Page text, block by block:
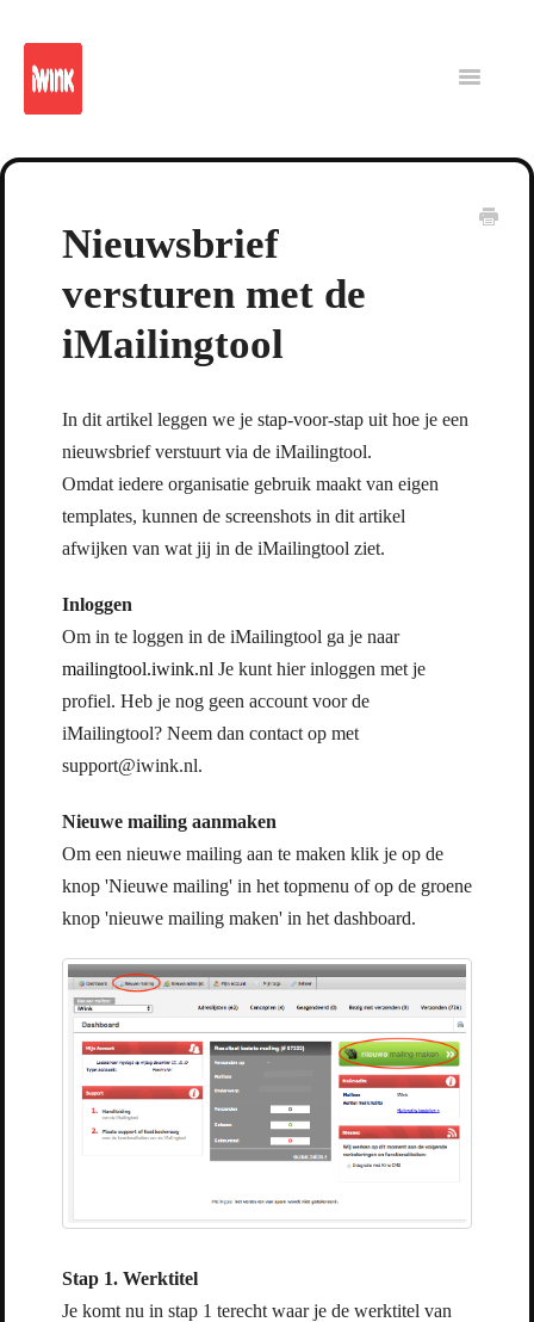
Toggle
Intranet
Nieuwsbrief
versturen met de
iMailingtool
In dit artikel leggen we je stap-voor-stap uit hoe je een
nieuwsbrief verstuurt via de iMailingtool.
Omdat iedere organisatie gebruik maakt van eigen
templates, kunnen de screenshots in dit artikel
afwijken van wat jij in de iMailingtool ziet.
Inloggen
Om in te loggen in de iMailingtool ga je naar
mailingtool.iwink.nl Je kunt hier inloggen met je
profiel. Heb je nog geen account voor de
iMailingtool? Neem dan contact op met
support@iwink.nl.
Nieuwe mailing aanmaken
Om een nieuwe mailing aan te maken klik je op de
knop 'Nieuwe mailing' in het topmenu of op de groene
knop 'nieuwe mailing maken' in het dashboard.
Stap 1. Werktitel
Je komt nu in stap 1 terecht waar je de werktitel van